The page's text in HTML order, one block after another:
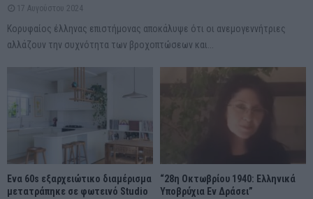
17 Αυγούστου 2024
Κορυφαίος έλληνας επιστήμονας αποκάλυψε ότι οι ανεμογεννήτριες
αλλάζουν την συχνότητα των βροχοπτώσεων και...
Ένα 60s εξαρχειώτικο διαμέρισμα
μετατράπηκε σε φωτεινό Studio
“28η Οκτωβρίου 1940: Ελληνικά
Υποβρύχια Εν Δράσει”